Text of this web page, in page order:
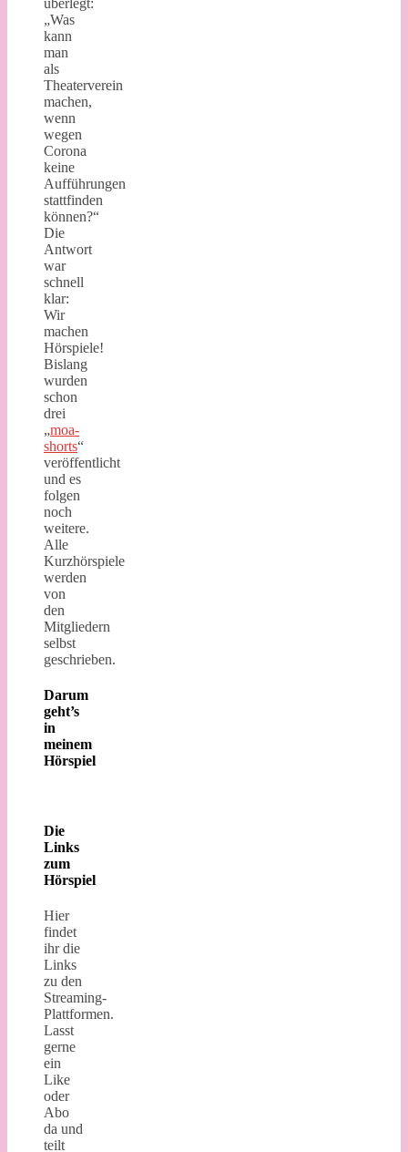
überlegt:
„Was
kann
man
als
Theaterverein
machen,
wenn
wegen
Corona
keine
Aufführungen
stattfinden
können?“
Die
Antwort
war
schnell
klar:
Wir
machen
Hörspiele!
Bislang
wurden
schon
drei
„moa-
shorts“
veröffentlicht
und es
folgen
noch
weitere.
Alle
Kurzhörspiele
werden
von
den
Mitgliedern
selbst
geschrieben.
Darum
geht’s
in
meinem
Hörspiel
Die
Links
zum
Hörspiel
Hier
findet
ihr die
Links
zu den
Streaming-
Plattformen.
Lasst
gerne
ein
Like
oder
Abo
da und
teilt